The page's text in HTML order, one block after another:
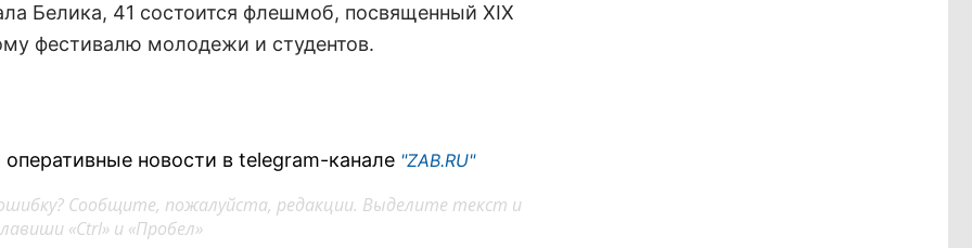
Белика, 41 состоится флешмоб, посвященный XIX
фестивалю молодежи и студентов.
новости в telegram-канале "ZAB.RU"
Сообщите, пожалуйста, редакции. Выделите текст и
«Ctrl» и «Пробел»